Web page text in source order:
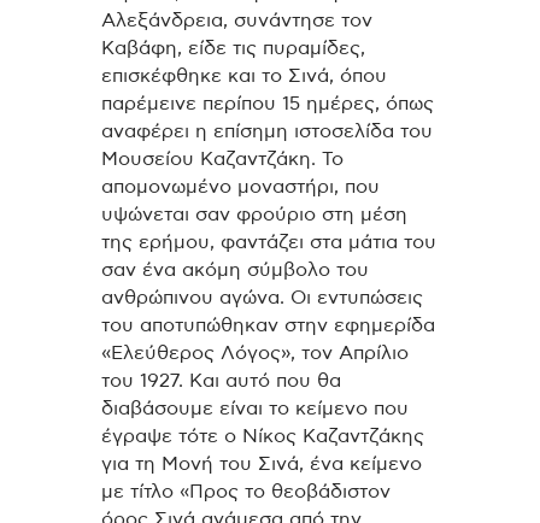
Αλεξάνδρεια, συνάντησε τον
Καβάφη, είδε τις πυραμίδες,
επισκέφθηκε και το Σινά, όπου
παρέμεινε περίπου 15 ημέρες, όπως
αναφέρει η επίσημη ιστοσελίδα του
Μουσείου Καζαντζάκη. Το
απομονωμένο μοναστήρι, που
υψώνεται σαν φρούριο στη μέση
της ερήμου, φαντάζει στα μάτια του
σαν ένα ακόμη σύμβολο του
ανθρώπινου αγώνα. Οι εντυπώσεις
του αποτυπώθηκαν στην εφημερίδα
«Ελεύθερος Λόγος», τον Απρίλιο
του 1927. Και αυτό που θα
διαβάσουμε είναι το κείμενο που
έγραψε τότε ο Νίκος Καζαντζάκης
για τη Μονή του Σινά, ένα κείμενο
με τίτλο «Προς το θεοβάδιστον